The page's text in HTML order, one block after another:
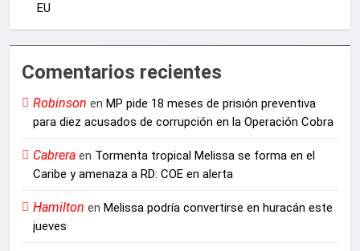
EU
Comentarios recientes
Robinson en MP pide 18 meses de prisión preventiva
para diez acusados de corrupción en la Operación Cobra
Cabrera en Tormenta tropical Melissa se forma en el
Caribe y amenaza a RD: COE en alerta
Hamilton en Melissa podría convertirse en huracán este
jueves